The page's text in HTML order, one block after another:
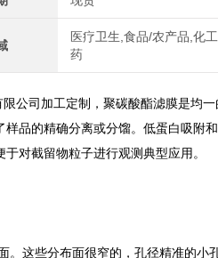
医疗卫生,食品/农产品,化
药
公司加工定制，聚碳酸酯滤膜是均
品的精确分离或分馏。低蛋白吸附
对截留物粒子进行观测典型应用。
这些分布面很窄的，孔径精准的小